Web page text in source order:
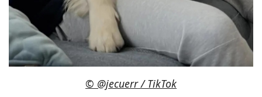
© @jecuerr / TikTok